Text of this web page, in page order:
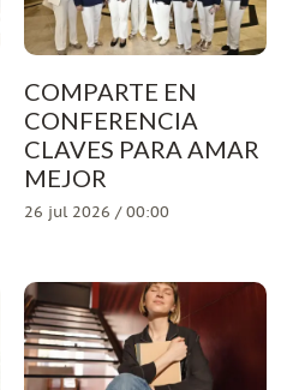
COMPARTE EN
CONFERENCIA
CLAVES PARA AMAR
MEJOR
26 jul 2026 / 00:00